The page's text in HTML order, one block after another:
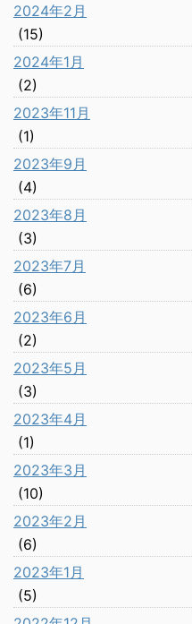
2024年2月
(15)
2024年1月
(2)
2023年11月
(1)
2023年9月
(4)
2023年8月
(3)
2023年7月
(6)
2023年6月
(2)
2023年5月
(3)
2023年4月
(1)
2023年3月
(10)
2023年2月
(6)
2023年1月
(5)